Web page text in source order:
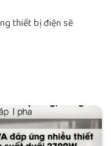
thiết bị điện sẽ